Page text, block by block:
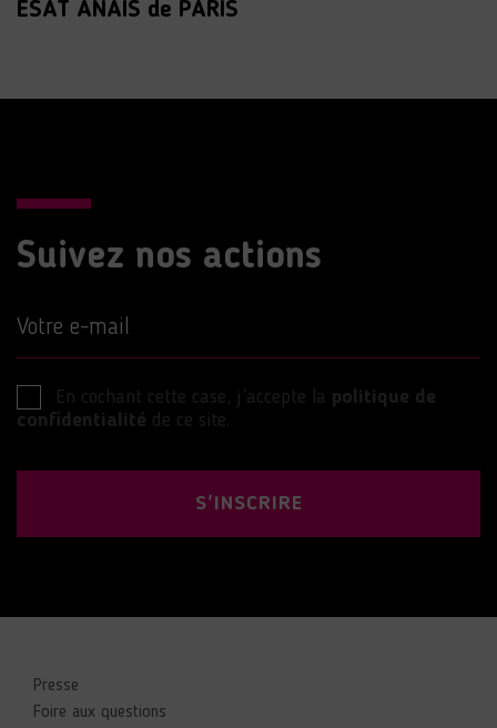
ESAT ANAIS de PARIS
Suivez nos actions
Votre e-mail
En cochant cette case, j’accepte la politique de
confidentialité de ce site.
S'INSCRIRE
Presse
Foire aux questions